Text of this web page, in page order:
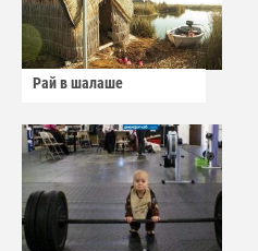
Рай в шалаше